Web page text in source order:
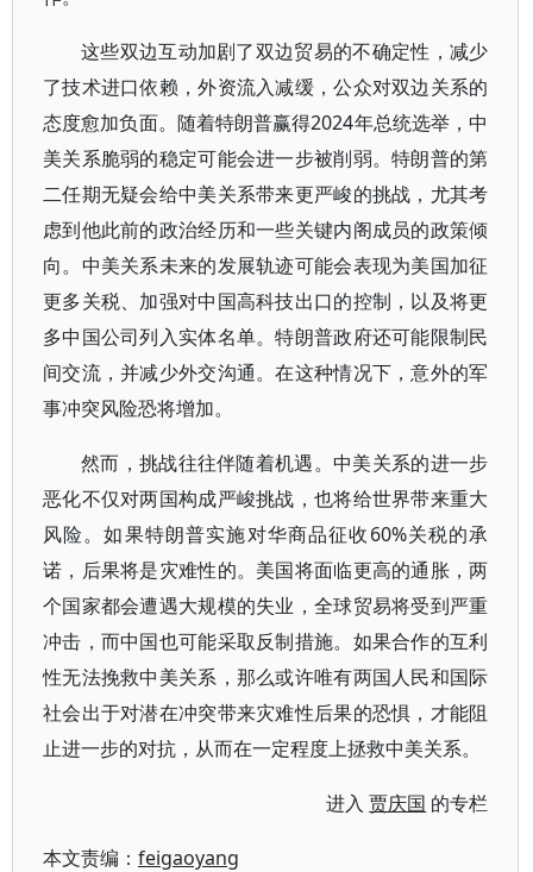
这些双边互动加剧了双边贸易的不确定性，减少
了技术进口依赖，外资流入减缓，公众对双边关系的
态度愈加负面。随着特朗普赢得2024年总统选举，中
美关系脆弱的稳定可能会进一步被削弱。特朗普的第
二任期无疑会给中美关系带来更严峻的挑战，尤其考
虑到他此前的政治经历和一些关键内阁成员的政策倾
向。中美关系未来的发展轨迹可能会表现为美国加征
更多关税、加强对中国高科技出口的控制，以及将更
多中国公司列入实体名单。特朗普政府还可能限制民
间交流，并减少外交沟通。在这种情况下，意外的军
事冲突风险恐将增加。
然而，挑战往往伴随着机遇。中美关系的进一步
恶化不仅对两国构成严峻挑战，也将给世界带来重大
风险。如果特朗普实施对华商品征收60%关税的承
诺，后果将是灾难性的。美国将面临更高的通胀，两
个国家都会遭遇大规模的失业，全球贸易将受到严重
冲击，而中国也可能采取反制措施。如果合作的互利
性无法挽救中美关系，那么或许唯有两国人民和国际
社会出于对潜在冲突带来灾难性后果的恐惧，才能阻
止进一步的对抗，从而在一定程度上拯救中美关系。
进入贾庆国 的专栏
本文责编： feigaoyang